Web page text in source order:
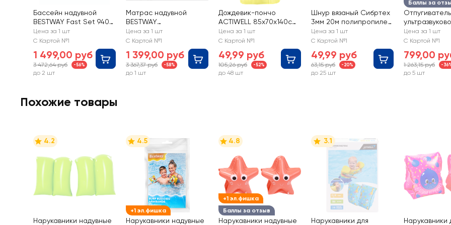
Бассейн надувной
BESTWAY Fast Set 940л
183x183x51см, Арт.
57392
Цена за 1 шт
С Картой №1
1 499,00 руб
3 472,64 руб -56%
до 2 шт
Матрас надувной
BESTWAY
203х183х22см, Арт.
67004
Цена за 1 шт
С Картой №1
1 399,00 руб
3 367,37 руб -58%
до 1 шт
Дождевик-пончо
ACTIWELL 85х70х140см,
Арт. GVRC02
Цена за 1 шт
С Картой №1
49,99 руб
105,26 руб -52%
до 48 шт
Шнур вязаный Сибртех
3мм 20м полипропилен
с сердечником, белый
Цена за 1 шт
С Картой №1
49,99 руб
63,15 руб -20%
до 25 шт
Баллы за
брелок, Арт.
Цена за 1 шт
С Картой №1
799,00
1 263,15 руб -
до 5 шт
Похожие товары
4.2
Нарукавники надувные
+1 эл.фишка
4.5
Нарукавники надувные
+1 эл.фишка
Баллы за отзыв
4.8
Нарукавники надувные
3.1
Нарукавники для
Нарукавники